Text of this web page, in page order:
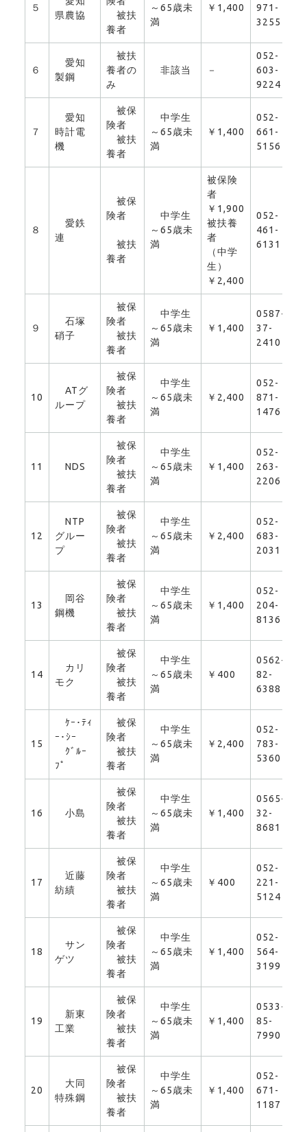
５
県農協
被扶
養者
～65歳未
満
￥1,400
971-
3255
６
愛知
製鋼
被扶
養者の
み
非該当 －
052-
603-
9224
７
愛知
時計電
機
被保
険者
被扶
養者
中学生
～65歳未
満
￥1,400
052-
661-
5156
８
愛鉄
連
被保
険者
被扶
養者
中学生
～65歳未
満
被保険
者
￥1,900
被扶養
者
（中学
生）
￥2,400
052-
461-
6131
９
石塚
硝子
被保
険者
被扶
養者
中学生
～65歳未
満
￥1,400
0587-
37-
2410
10
ATグ
ループ
被保
険者
被扶
養者
中学生
～65歳未
満
￥2,400
052-
871-
1476
11 NDS
被保
険者
被扶
養者
中学生
～65歳未
満
￥1,400
052-
263-
2206
12
NTP
グルー
プ
被保
険者
被扶
養者
中学生
～65歳未
満
￥2,400
052-
683-
2031
13
岡谷
鋼機
被保
険者
被扶
養者
中学生
～65歳未
満
￥1,400
052-
204-
8136
14
カリ
モク
被保
険者
被扶
養者
中学生
～65歳未
満
￥400
0562-
82-
6388
15
ｹｰ･ﾃｨ
ｰ･ｼｰ
ｸﾞﾙｰ
ﾌﾟ
被保
険者
被扶
養者
中学生
～65歳未
満
￥2,400
052-
783-
5360
16 小島
被保
険者
被扶
養者
中学生
～65歳未
満
￥1,400
0565-
32-
8681
17
近藤
紡績
被保
険者
被扶
養者
中学生
～65歳未
満
￥400
052-
221-
5124
18
サン
ゲツ
被保
険者
被扶
養者
中学生
～65歳未
満
￥1,400
052-
564-
3199
19
新東
工業
被保
険者
被扶
養者
中学生
～65歳未
満
￥1,400
0533-
85-
7990
20
大同
特殊鋼
被保
険者
被扶
養者
中学生
～65歳未
満
￥1,400
052-
671-
1187